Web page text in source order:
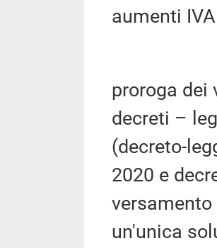
aumenti
proroga dei
decreti –
(decreto-
2020 e
un'unica